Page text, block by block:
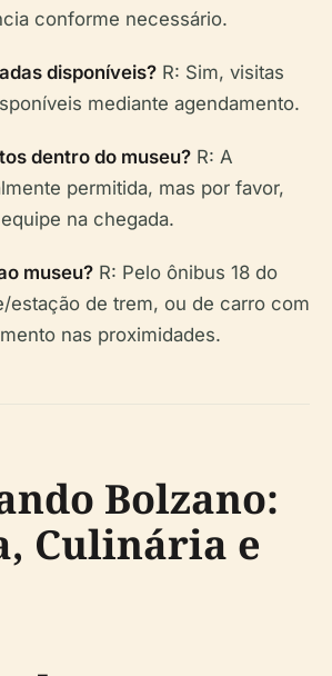
conforme necessário.
disponíveis? R: Sim, visitas
mediante agendamento.
dentro do museu? R: A
permitida, mas por favor,
na chegada.
museu? R: Pelo ônibus 18 do
estação de trem, ou de carro com
nas proximidades.
Bolzano:
Culinária e